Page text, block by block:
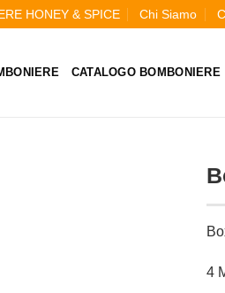
HONEY & SPICE Chi Siamo
CATALOGO BOMBONIERE
4